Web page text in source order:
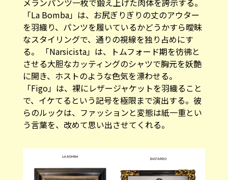
「La Bomba」は、お尻ぎりぎりの丈のアウター
を羽織り、パンツを履いているかどうかすら曖昧
なスタイリングで、通りの視線を独り占めにす
る。 「Narsicista」は、トムフォード期を彷彿と
させる大胆なカッティングのシャツで胸元を妖艶
に開き、ホストのような色気を漂わせる。
「Figo」は、裸にレザージャケットを羽織ること
で、イケてるという記号を極限まで演出する。彼
らのルックは、ファッションと変態は紙一重とい
う言葉を、改めて思い出させてくれる。